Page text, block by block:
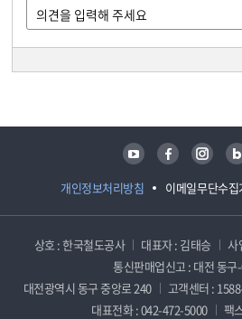
개인정보처리방침 이메일무단수집
유튜브 페이스북 인스타그램 블로그
상호 : 한국철도공사 대표자 : 김태승
사
통신판매업신고 : 대전 동구
대전광역시 동구 중앙로 240
고객센터 :
대표전화 : 042-472-5000
팩